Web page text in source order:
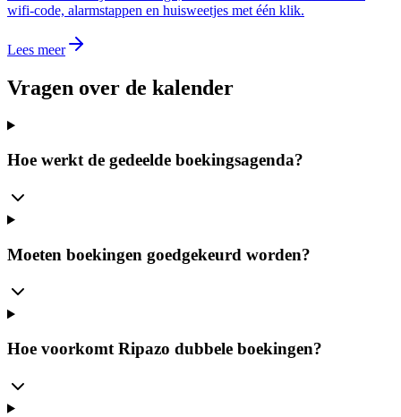
wifi-code, alarmstappen en huisweetjes met één klik.
Lees meer
Vragen over de kalender
Hoe werkt de gedeelde boekingsagenda?
Moeten boekingen goedgekeurd worden?
Hoe voorkomt Ripazo dubbele boekingen?